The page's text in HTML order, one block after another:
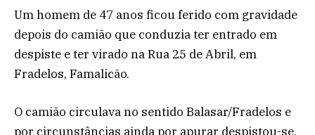
Um homem de 47 anos ficou ferido com gravidade
depois do camião que conduzia ter entrado em
despiste e ter virado na Rua 25 de Abril, em
Fradelos, Famalicão.
O camião circulava no sentido Balasar/Fradelos e
por circunstâncias ainda por apurar despistou-se,